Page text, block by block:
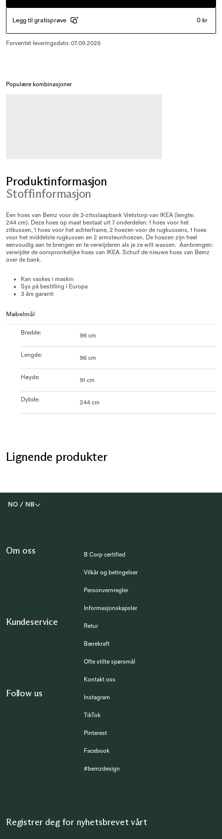
Legg til gratisprøve 0 kr
Forventet leveringsdato: 07.09.2026
Populære kombinasjoner
Produktinformasjon
Stoffinformasjon
Een hoes van Bemz voor de 3-zitsslaapbank Vretstorp van IKEA (lengte:
244 cm). Deze hoes op maat bestaat uit 7 onderdelen: 1 hoes voor het
zitkussen, 1 hoes voor het achterframe, 2 hoezen voor de rugkussens, 1 hoes
voor het middelste rugkussen en 2 armsteunhoezen. De hoezen zijn heel
eenvoudig aan te brengen en te verwijderen als je ze wilt wassen. Aanbrengen:
verwijder de oorspronkelijke hoes van IKEA. Schuif de nieuwe hoes van Bemz
over de bank.
Kan vaskes i maskin
Sys på bestilling i Europa
3 års garanti
Møbelmål
Bredde: 96 cm
Lengde: 96 cm
Høyde: 91 cm
Dybde: 244 cm
Lignende produkter
NO / NB
Om oss B Corp certified
Vilkår og betingelser
Personvernregler
Informasjonskapsler
Kundeservice Retur
Bærekraft
Ofte stilte spørsmål
Kontakt oss
Follow us Instagram
TikTok
Pinterest
Facebook
#bemzdesign
Registrer deg for nyhetsbrevet vårt